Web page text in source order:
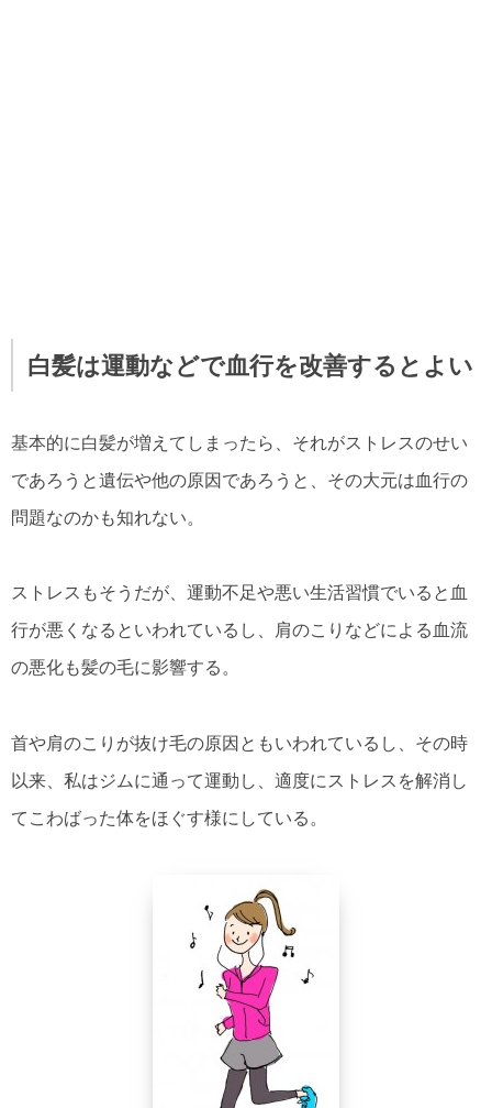
白髪は運動などで血行を改善するとよい
基本的に白髪が増えてしまったら、それがストレスのせい
であろうと遺伝や他の原因であろうと、その大元は血行の
問題なのかも知れない。
ストレスもそうだが、運動不足や悪い生活習慣でいると血
行が悪くなるといわれているし、肩のこりなどによる血流
の悪化も髪の毛に影響する。
首や肩のこりが抜け毛の原因ともいわれているし、その時
以来、私はジムに通って運動し、適度にストレスを解消し
てこわばった体をほぐす様にしている。